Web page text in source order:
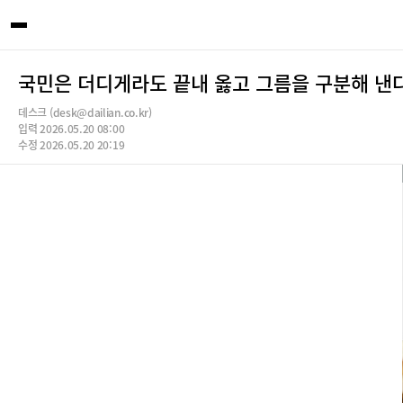
국민은 더디게라도 끝내 옳고 그름을 구분해 낸
데스크 (desk@dailian.co.kr)
입력 2026.05.20 08:00
수정 2026.05.20 20:19